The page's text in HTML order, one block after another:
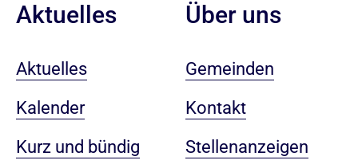
Aktuelles
Aktuelles
Kalender
Kurz und bündig
Über uns
Gemeinden
Kontakt
Stellenanzeigen